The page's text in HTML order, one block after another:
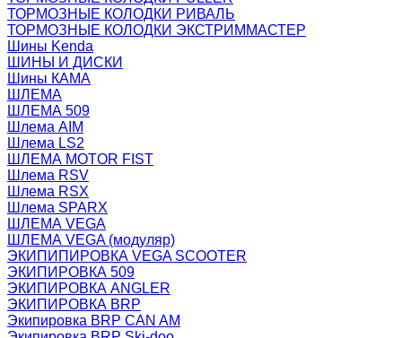
ТОРМОЗНЫЕ КОЛОДКИ РИВАЛЬ
ТОРМОЗНЫЕ КОЛОДКИ ЭКСТРИММАСТЕР
Шины Kenda
ШИНЫ И ДИСКИ
Шины КАМА
ШЛЕМА
ШЛЕМА 509
Шлема AIM
Шлема LS2
ШЛЕМА MOTOR FIST
Шлема RSV
Шлема RSX
Шлема SPARX
ШЛЕМА VEGA
ШЛЕМА VEGA (модуляр)
ЭКИПИПИРОВКА VEGA SCOOTER
ЭКИПИРОВКА 509
ЭКИПИРОВКА ANGLER
ЭКИПИРОВКА BRP
Экипировка BRP CAN AM